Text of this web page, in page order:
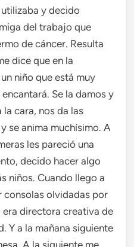
y decido
del trabajo que
de cáncer. Resulta
dice que en la
niño que está muy
Se la damos y
cara, nos da las
se anima muchísimo. A
les pareció una
decido hacer algo
niños. Cuando llego a
consolas olvidadas por
era directora creativa de
Y a la mañana siguiente
A la siguiente me